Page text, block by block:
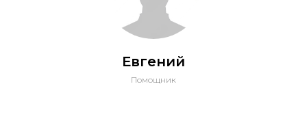
Евгений
Помощник